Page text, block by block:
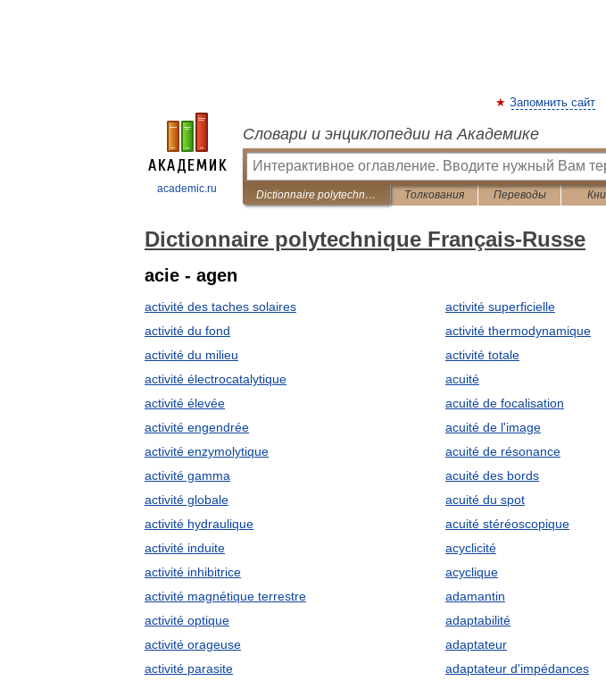
academic.ru
Запомнить сайт
Словари и энциклопедии на Академике
Dictionnaire polytechnique Français-Russe Толкования Переводы
Dictionnaire polytechnique Français-Russe
acie - agen
activité des taches solaires
activité du fond
activité du milieu
activité électrocatalytique
activité élevée
activité engendrée
activité enzymolytique
activité gamma
activité globale
activité hydraulique
activité induite
activité inhibitrice
activité magnétique terrestre
activité optique
activité orageuse
activité parasite
activité superficielle
activité thermodynamique
activité totale
acuité
acuité de focalisation
acuité de l'image
acuité de résonance
acuité des bords
acuité du spot
acuité stéréoscopique
acyclicité
acyclique
adamantin
adaptabilité
adaptateur
adaptateur d'impédances